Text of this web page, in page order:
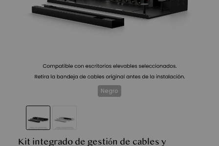
Negro
Kit integrado de gestión de cables y